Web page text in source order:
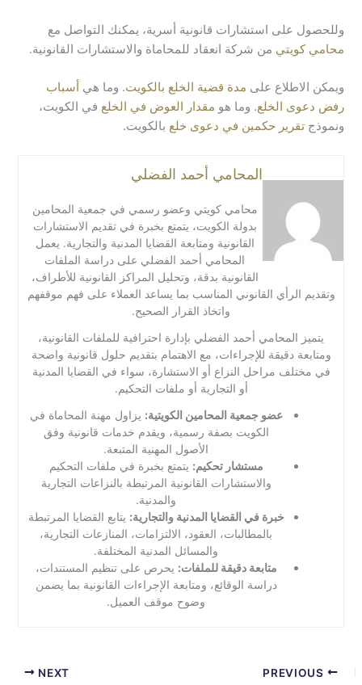
وللحصول على استشارات قانونية أسرية، يمكنك التواصل مع
محامي كويتي من شركة انعقاد للمحاماة والاستشارات القانونية.
ويمكن الاطلاع على مدة قضية الخلع بالكويت. وما هي أسباب
رفض دعوى الخلع. وما هو مقدار العوض في الخلع في الكويت،
ونموذجتقرير حكمين في دعوى خلع بالكويت.
المحامي أحمد الفضلي
محامي كويتي وعضو رسمي في جمعية المحامين
بدولة الكويت، يتمتع بخبرة في تقديم الاستشارات
القانونية ومتابعة القضايا المدنية والتجارية. يعمل
المحامي أحمد الفضلي على دراسة الملفات
القانونية بدقة، وتحليل المراكز القانونية للأطراف،
وتقديم الرأي القانوني المناسب بما يساعد العملاء على فهم موقفهم
واتخاذ القرار الصحيح.
يتميز المحامي أحمد الفضلي بإدارة احترافية للملفات القانونية،
ومتابعة دقيقة للإجراءات، مع الاهتمام بتقديم حلول قانونية واضحة
في مختلف مراحل النزاع أو الاستشارة، سواء في القضايا المدنية
أو التجارية أو ملفات التحكيم.
عضو جمعية المحامين الكويتية: يزاول مهنة المحاماة في
الكويت بصفة رسمية، ويقدم خدمات قانونية وفق
الأصول المهنية المتبعة.
مستشار تحكيم: يتمتع بخبرة في ملفات التحكيم
والاستشارات القانونية المرتبطة بالنزاعات التجارية
والمدنية.
خبرة في القضايا المدنية والتجارية: يتابع القضايا المرتبطة
بالمطالبات، العقود، الالتزامات، المنازعات التجارية،
والمسائل المدنية المختلفة.
متابعة دقيقة للملفات: يحرص على تنظيم المستندات،
دراسة الوقائع، ومتابعة الإجراءات القانونية بما يضمن
وضوح موقف العميل.
NEXT